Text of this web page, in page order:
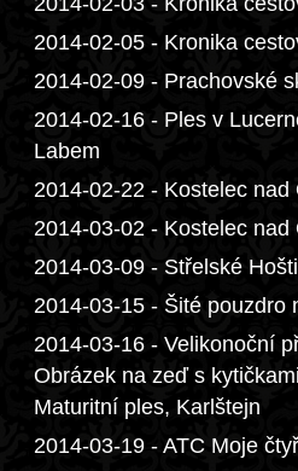
2014-02-05 - Kronika
2014-02-09 - Prachovské
2014-02-16 - Ples v
Labem
2014-02-22 - Kostelec
2014-03-02 - Kostelec nad
2014-03-09 - Střelské
2014-03-15 - Šité pouzdro
2014-03-16 - Velikonoční
Obrázek na zeď s
Maturitní ples, Karlštejn
2014-03-19 - ATC Moje